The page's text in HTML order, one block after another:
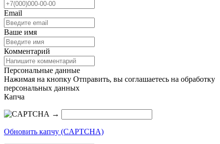
Email
Ваше имя
Комментарий
Персональные данные
Нажимая на кнопку Отправить, вы соглашаетесь на обработку
персональных данных
Капча
→
Обновить капчу (CAPTCHA)